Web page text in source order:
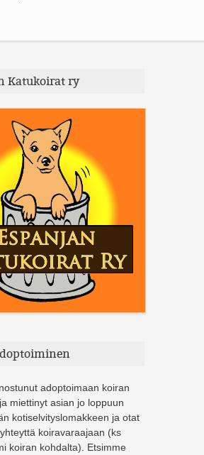
Katukoirat ry
adoptoimaan koiran
miettinyt asian jo loppuun
kotiselvityslomakkeen ja otat
koiravaraajaan (ks
koiran kohdalta). Etsimme